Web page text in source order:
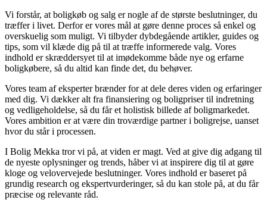
Vi forstår, at boligkøb og salg er nogle af de største beslutninger, du
træffer i livet. Derfor er vores mål at gøre denne proces så enkel og
overskuelig som muligt. Vi tilbyder dybdegående artikler, guides og
tips, som vil klæde dig på til at træffe informerede valg. Vores
indhold er skræddersyet til at imødekomme både nye og erfarne
boligkøbere, så du altid kan finde det, du behøver.
Vores team af eksperter brænder for at dele deres viden og erfaringer
med dig. Vi dækker alt fra finansiering og boligpriser til indretning
og vedligeholdelse, så du får et holistisk billede af boligmarkedet.
Vores ambition er at være din troværdige partner i boligrejse, uanset
hvor du står i processen.
I Bolig Mekka tror vi på, at viden er magt. Ved at give dig adgang til
de nyeste oplysninger og trends, håber vi at inspirere dig til at gøre
kloge og velovervejede beslutninger. Vores indhold er baseret på
grundig research og ekspertvurderinger, så du kan stole på, at du får
præcise og relevante råd.